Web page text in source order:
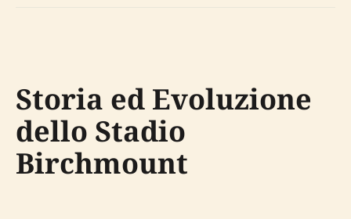
Storia ed Evoluzione
dello Stadio
Birchmount